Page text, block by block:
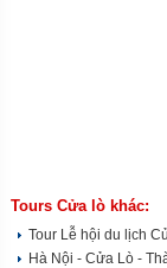
Tours Cửa lò khác:
Tour Lễ hội du lịch
Hà Nội - Cửa Lò -